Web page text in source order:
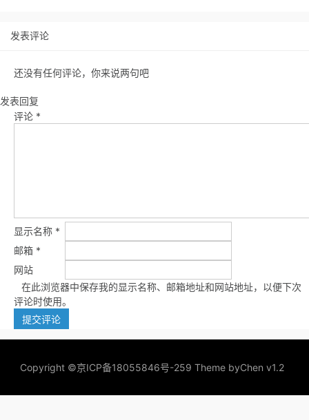
发表评论
还没有任何评论，你来说两句吧
发表回复
评论 *
显示名称 *
邮箱 *
网站
在此浏览器中保存我的显示名称、邮箱地址和网站地址，以便下次
评论时使用。
Copyright ©京ICP备18055846号-259 Theme byChen v1.2